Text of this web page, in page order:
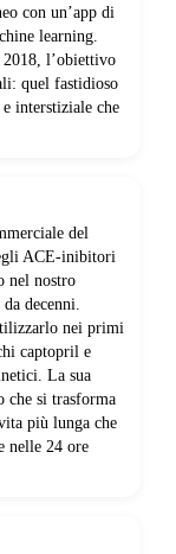
con un’app di
learning.
l’obiettivo
quel fastidioso
interstiziale che
del
ACE-inibitori
nel nostro
decenni.
nei primi
captopril e
La sua
che si trasforma
più lunga che
nelle 24 ore